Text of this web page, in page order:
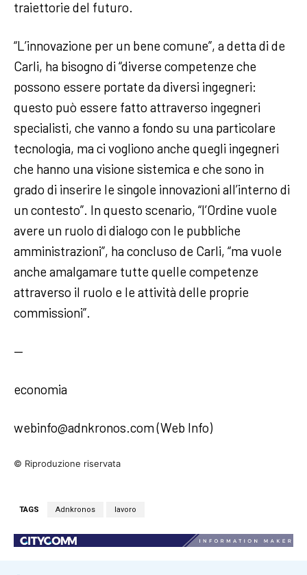
traiettorie del futuro.
“L’innovazione per un bene comune”, a detta di de
Carli, ha bisogno di “diverse competenze che
possono essere portate da diversi ingegneri:
questo può essere fatto attraverso ingegneri
specialisti, che vanno a fondo su una particolare
tecnologia, ma ci vogliono anche quegli ingegneri
che hanno una visione sistemica e che sono in
grado di inserire le singole innovazioni all’interno di
un contesto”. In questo scenario, “l’Ordine vuole
avere un ruolo di dialogo con le pubbliche
amministrazioni”, ha concluso de Carli, “ma vuole
anche amalgamare tutte quelle competenze
attraverso il ruolo e le attività delle proprie
commissioni”.
—
economia
webinfo@adnkronos.com (Web Info)
© Riproduzione riservata
TAGS Adnkronos lavoro